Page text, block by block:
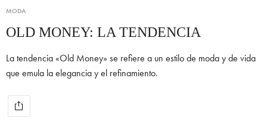
MODA
OLD MONEY: LA TENDENCIA
La tendencia «Old Money» se refiere a un estilo de moda y de vida
que emula la elegancia y el refinamiento.